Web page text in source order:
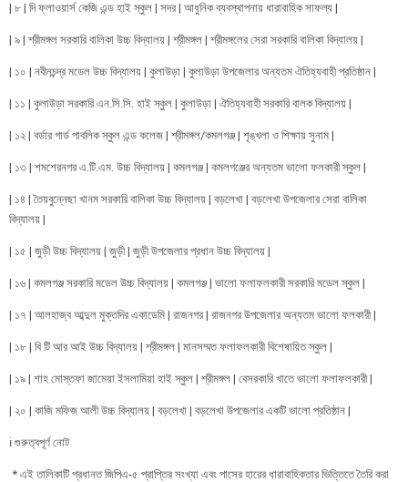
| ৮ | দি ফ্লাওয়ার্স কেজি এন্ড হাই স্কুল | সদর | আধুনিক ব্যবস্থাপনায় ধারাবাহিক সাফল্য |
| ৯ | শ্রীমঙ্গল সরকারি বালিকা উচ্চ বিদ্যালয় | শ্রীমঙ্গল | শ্রীমঙ্গলের সেরা সরকারি বালিকা বিদ্যালয় |
| ১০ | নবীনচন্দ্র মডেল উচ্চ বিদ্যালয় | কুলাউড়া | কুলাউড়া উপজেলার অন্যতম ঐতিহ্যবাহী প্রতিষ্ঠান |
| ১১ | কুলাউড়া সরকারি এন.সি.সি. হাই স্কুল | কুলাউড়া | ঐতিহ্যবাহী সরকারি বালক বিদ্যালয় |
| ১২ | বর্ডার গার্ড পাবলিক স্কুল এন্ড কলেজ | শ্রীমঙ্গল/কমলগঞ্জ | শৃঙ্খলা ও শিক্ষায় সুনাম |
| ১৩ | শমশেরনগর এ.টি.এম. উচ্চ বিদ্যালয় | কমলগঞ্জ | কমলগঞ্জের অন্যতম ভালো ফলকারী স্কুল |
| ১৪ | তৈয়বুন্নেছা খানম সরকারি বালিকা উচ্চ বিদ্যালয় | বড়লেখা | বড়লেখা উপজেলার সেরা বালিকা
বিদ্যালয় |
| ১৫ | জুড়ী উচ্চ বিদ্যালয় | জুড়ী | জুড়ী উপজেলার প্রধান উচ্চ বিদ্যালয় |
| ১৬ | কমলগঞ্জ সরকারি মডেল উচ্চ বিদ্যালয় | কমলগঞ্জ | ভালো ফলাফলকারী সরকারি মডেল স্কুল |
| ১৭ | আলহাজ্ব আব্দুল মুক্তদির একাডেমি | রাজনগর | রাজনগর উপজেলার অন্যতম ভালো ফলকারী |
| ১৮ | বি টি আর আই উচ্চ বিদ্যালয় | শ্রীমঙ্গল | মানসম্মত ফলাফলকারী বিশেষায়িত স্কুল |
| ১৯ | শাহ মোস্তফা জামেয়া ইসলামিয়া হাই স্কুল | শ্রীমঙ্গল | বেসরকারি খাতে ভালো ফলাফলকারী |
| ২০ | কাজি মফিজ আলী উচ্চ বিদ্যালয় | বড়লেখা | বড়লেখা উপজেলার একটি ভালো প্রতিষ্ঠান |
ℹ️ গুরুত্বপূর্ণ নোট
* এই তালিকাটি প্রধানত জিপিএ-৫ প্রাপ্তির সংখ্যা এবং পাসের হারের ধারাবাহিকতার ভিত্তিতে তৈরি করা